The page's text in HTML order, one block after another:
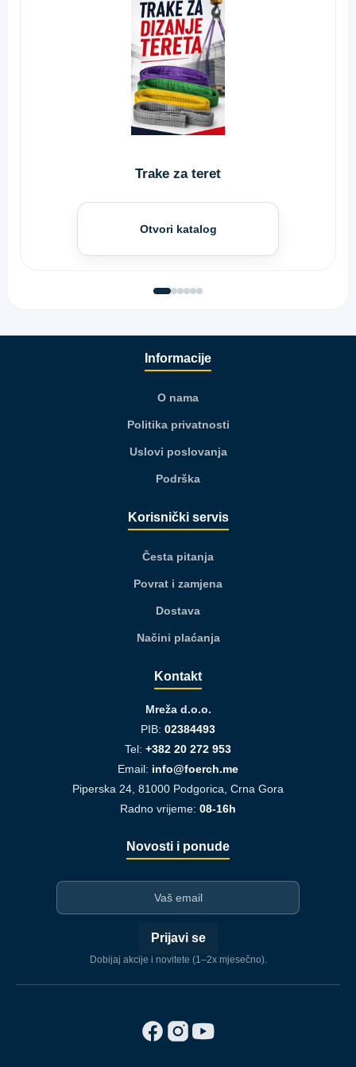
Trake za teret
Otvori katalog
Informacije
O nama
Politika privatnosti
Uslovi poslovanja
Podrška
Korisnički servis
Česta pitanja
Povrat i zamjena
Dostava
Načini plaćanja
Kontakt
Mreža d.o.o.
PIB: 02384493
Tel: +382 20 272 953
Email: info@foerch.me
Piperska 24, 81000 Podgorica, Crna Gora
Radno vrijeme: 08-16h
Novosti i ponude
Prijavi se
Dobijaj akcije i novitete (1–2x mjesečno).